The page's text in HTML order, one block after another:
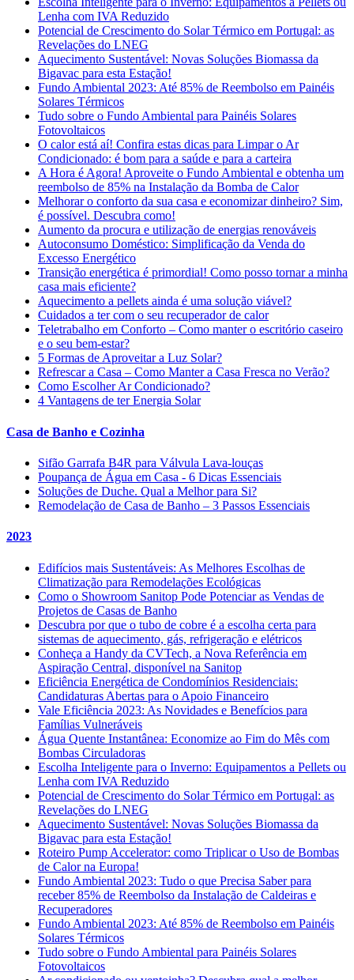
Lenha com IVA Reduzido
Potencial de Crescimento do Solar Térmico em Portugal: as
Revelações do LNEG
Aquecimento Sustentável: Novas Soluções Biomassa da
Bigavac para esta Estação!
Fundo Ambiental 2023: Até 85% de Reembolso em Painéis
Solares Térmicos
Tudo sobre o Fundo Ambiental para Painéis Solares
Fotovoltaicos
O calor está aí! Confira estas dicas para Limpar o Ar
Condicionado: é bom para a saúde e para a carteira
A Hora é Agora! Aproveite o Fundo Ambiental e obtenha um
reembolso de 85% na Instalação da Bomba de Calor
Melhorar o conforto da sua casa e economizar dinheiro? Sim,
é possível. Descubra como!
Aumento da procura e utilização de energias renováveis
Autoconsumo Doméstico: Simplificação da Venda do
Excesso Energético
Transição energética é primordial! Como posso tornar a minha
casa mais eficiente?
Aquecimento a pellets ainda é uma solução viável?
Cuidados a ter com o seu recuperador de calor
Teletrabalho em Conforto – Como manter o escritório caseiro
e o seu bem-estar?
5 Formas de Aproveitar a Luz Solar?
Refrescar a Casa – Como Manter a Casa Fresca no Verão?
Como Escolher Ar Condicionado?
4 Vantagens de ter Energia Solar
Casa de Banho e Cozinha
Sifão Garrafa B4R para Válvula Lava-louças
Poupança de Água em Casa - 6 Dicas Essenciais
Soluções de Duche. Qual a Melhor para Si?
Remodelação de Casa de Banho – 3 Passos Essenciais
2023
Edifícios mais Sustentáveis: As Melhores Escolhas de
Climatização para Remodelações Ecológicas
Como o Showroom Sanitop Pode Potenciar as Vendas de
Projetos de Casas de Banho
Descubra por que o tubo de cobre é a escolha certa para
sistemas de aquecimento, gás, refrigeração e elétricos
Conheça a Handy da CVTech, a Nova Referência em
Aspiração Central, disponível na Sanitop
Eficiência Energética de Condomínios Residenciais:
Candidaturas Abertas para o Apoio Financeiro
Vale Eficiência 2023: As Novidades e Benefícios para
Famílias Vulneráveis
Água Quente Instantânea: Economize ao Fim do Mês com
Bombas Circuladoras
Escolha Inteligente para o Inverno: Equipamentos a Pellets ou
Lenha com IVA Reduzido
Potencial de Crescimento do Solar Térmico em Portugal: as
Revelações do LNEG
Aquecimento Sustentável: Novas Soluções Biomassa da
Bigavac para esta Estação!
Roteiro Pump Accelerator: como Triplicar o Uso de Bombas
de Calor na Europa!
Fundo Ambiental 2023: Tudo o que Precisa Saber para
receber 85% de Reembolso da Instalação de Caldeiras e
Recuperadores
Fundo Ambiental 2023: Até 85% de Reembolso em Painéis
Solares Térmicos
Tudo sobre o Fundo Ambiental para Painéis Solares
Fotovoltaicos